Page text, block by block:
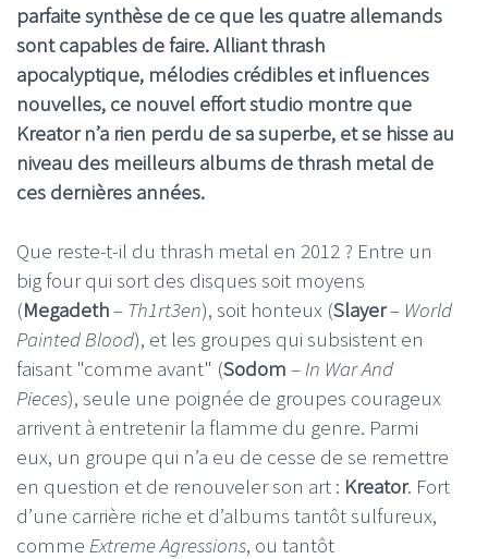
parfaite synthèse de ce que les quatre allemands
sont capables de faire. Alliant thrash
apocalyptique, mélodies crédibles et influences
nouvelles, ce nouvel effort studio montre que
Kreator n’a rien perdu de sa superbe, et se hisse au
niveau des meilleurs albums de thrash metal de
ces dernières années.
Que reste-t-il du thrash metal en 2012 ? Entre un
big four qui sort des disques soit moyens
(Megadeth– Th1rt3en), soit honteux (Slayer– World
Painted Blood), et les groupes qui subsistent en
faisant "comme avant" (Sodom –In War And
Pieces), seule une poignée de groupes courageux
arrivent à entretenir la flamme du genre. Parmi
eux, un groupe qui n’a eu de cesse de se remettre
en question et de renouveler son art : Kreator. Fort
d’une carrière riche et d’albums tantôt sulfureux,
comme Extreme Agressions, ou tantôt